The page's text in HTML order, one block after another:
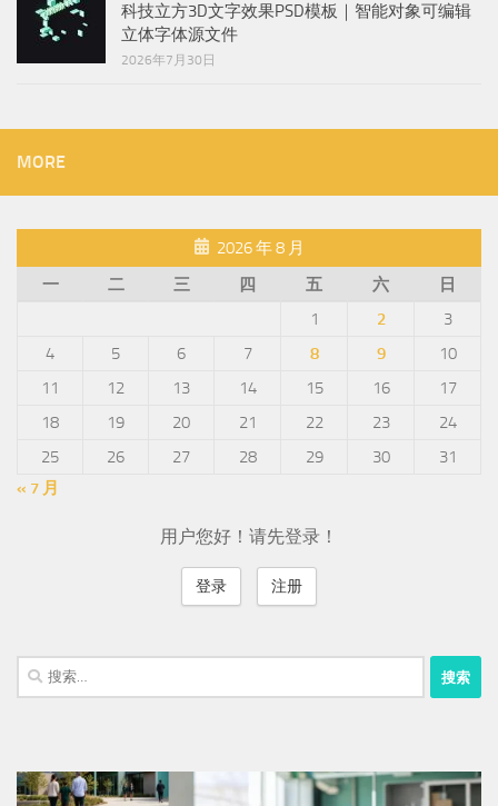
科技立方3D文字效果PSD模板｜智能对象可编辑
立体字体源文件
2026年7月30日
MORE
2026 年 8 月
一
二 三 四 五 六
日
1
2
3
4
5 6 7 8 9
10
11
12 13 14 15 16
17
18
19 20 21 22 23
24
25
26 27 28 29 30
31
« 7 月
用户您好！请先登录！
登录 注册
搜
索：